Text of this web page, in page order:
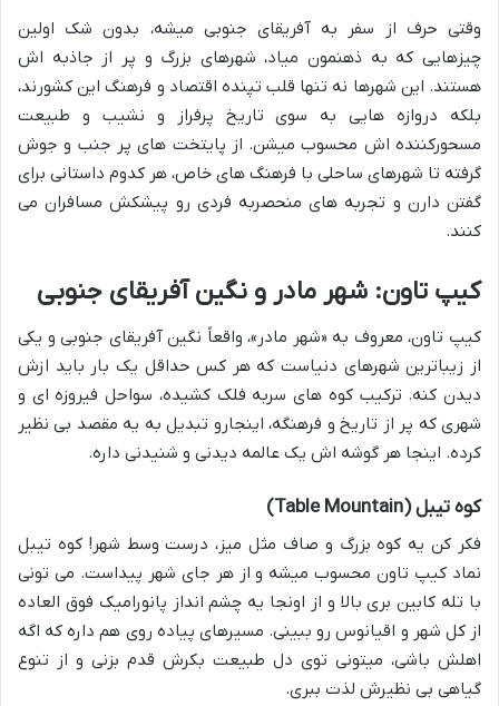
وقتی حرف از سفر به آفریقای جنوبی میشه، بدون شک اولین
چیزهایی که به ذهنمون میاد، شهرهای بزرگ و پر از جاذبه اش
هستند. این شهرها نه تنها قلب تپنده اقتصاد و فرهنگ این کشورند،
بلکه دروازه هایی به سوی تاریخ پرفراز و نشیب و طبیعت
مسحورکننده اش محسوب میشن. از پایتخت های پر جنب و جوش
گرفته تا شهرهای ساحلی با فرهنگ های خاص، هر کدوم داستانی برای
گفتن دارن و تجربه های منحصربه فردی رو پیشکش مسافران می
کنند.
کیپ تاون: شهر مادر و نگین آفریقای جنوبی
کیپ تاون، معروف به «شهر مادر»، واقعاً نگین آفریقای جنوبی و یکی
از زیباترین شهرهای دنیاست که هر کس حداقل یک بار باید ازش
دیدن کنه. ترکیب کوه های سربه فلک کشیده، سواحل فیروزه ای و
شهری که پر از تاریخ و فرهنگه، اینجارو تبدیل به یه مقصد بی نظیر
کرده. اینجا هر گوشه اش یک عالمه دیدنی و شنیدنی داره.
کوه تیبل (Table Mountain)
فکر کن یه کوه بزرگ و صاف مثل میز، درست وسط شهر! کوه تیبل
نماد کیپ تاون محسوب میشه و از هر جای شهر پیداست. می تونی
با تله کابین بری بالا و از اونجا یه چشم انداز پانورامیک فوق العاده
از کل شهر و اقیانوس رو ببینی. مسیرهای پیاده روی هم داره که اگه
اهلش باشی، میتونی توی دل طبیعت بکرش قدم بزنی و از تنوع
گیاهی بی نظیرش لذت ببری.